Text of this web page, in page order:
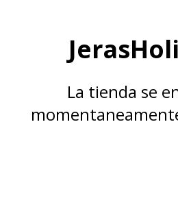
La tienda se